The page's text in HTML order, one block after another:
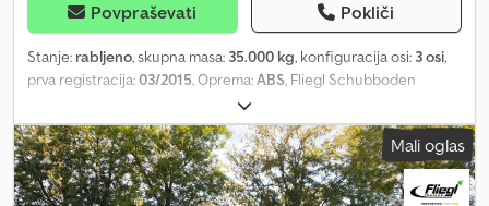
Povpraševati Pokliči
Stanje: rabljeno, skupna masa: 35.000 kg, konfiguracija osi: 3 osi,
prva registracija:03/2015, Oprema:ABS, Fliegl Schubboden
Walkingfloor * First registration: 06.03.2015 * 3 axles * 92 cubic
meters * 1st axle: lift axle * SDS 390 * Unladen weight: 7,200 kg *
Tyres: - 1st axle: 385/55 R 22.5, left 8 mm & right 11 mm - 2nd axle:
385/55 R 22.5, left inner 10 mm & right inner 11 mm - 3rd axle: 385/55
R 22.5, left rear 10 mm & right rear 9 mm * German semi-trailer * 1
Mali oglas